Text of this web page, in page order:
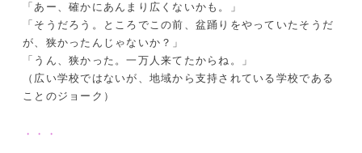
「あー、確かにあんまり広くないかも。」
「そうだろう。ところでこの前、盆踊りをやっていたそうだ
が、狭かったんじゃないか？」
「うん、狭かった。一万人来てたからね。」
（広い学校ではないが、地域から支持されている学校である
ことのジョーク）
・・・